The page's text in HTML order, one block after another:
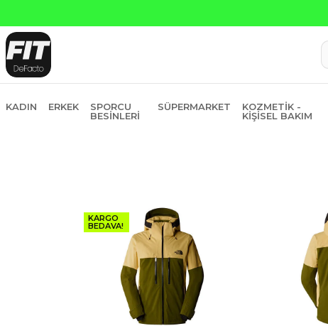
KADIN ERKEK
SPORCU
BESINLERI
SÜPERMARKET
KOZMETIK -
KIŞISEL BAKIM
KARGO
BEDAVA!